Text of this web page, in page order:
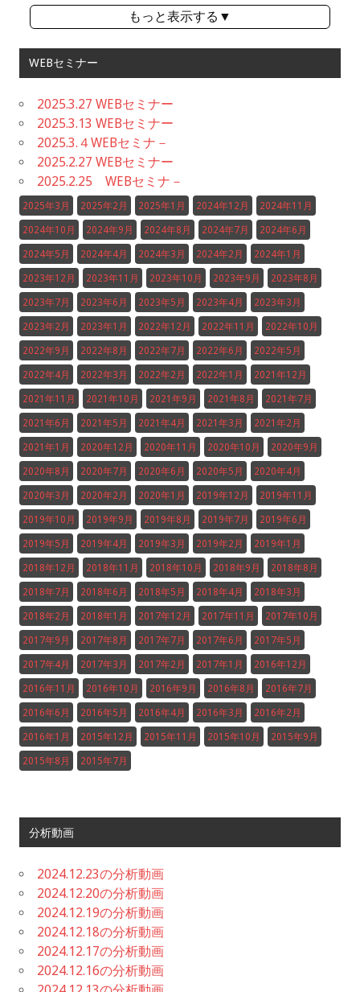
もっと表示する▼
WEBセミナー
2025.3.27 WEBセミナー
2025.3.13 WEBセミナー
2025.3.４WEBセミナ－
2025.2.27 WEBセミナー
2025.2.25 WEBセミナ－
2025年3月 2025年2月 2025年1月 2024年12月 2024年11月
2024年10月 2024年9月 2024年8月 2024年7月 2024年6月
2024年5月 2024年4月 2024年3月 2024年2月 2024年1月
2023年12月 2023年11月 2023年10月 2023年9月 2023年8月
2023年7月 2023年6月 2023年5月 2023年4月 2023年3月
2023年2月 2023年1月 2022年12月 2022年11月 2022年10月
2022年9月 2022年8月 2022年7月 2022年6月 2022年5月
2022年4月 2022年3月 2022年2月 2022年1月 2021年12月
2021年11月 2021年10月 2021年9月 2021年8月 2021年7月
2021年6月 2021年5月 2021年4月 2021年3月 2021年2月
2021年1月 2020年12月 2020年11月 2020年10月 2020年9月
2020年8月 2020年7月 2020年6月 2020年5月 2020年4月
2020年3月 2020年2月 2020年1月 2019年12月 2019年11月
2019年10月 2019年9月 2019年8月 2019年7月 2019年6月
2019年5月 2019年4月 2019年3月 2019年2月 2019年1月
2018年12月 2018年11月 2018年10月 2018年9月 2018年8月
2018年7月 2018年6月 2018年5月 2018年4月 2018年3月
2018年2月 2018年1月 2017年12月 2017年11月 2017年10月
2017年9月 2017年8月 2017年7月 2017年6月 2017年5月
2017年4月 2017年3月 2017年2月 2017年1月 2016年12月
2016年11月 2016年10月 2016年9月 2016年8月 2016年7月
2016年6月 2016年5月 2016年4月 2016年3月 2016年2月
2016年1月 2015年12月 2015年11月 2015年10月 2015年9月
2015年8月 2015年7月
分析動画
2024.12.23の分析動画
2024.12.20の分析動画
2024.12.19の分析動画
2024.12.18の分析動画
2024.12.17の分析動画
2024.12.16の分析動画